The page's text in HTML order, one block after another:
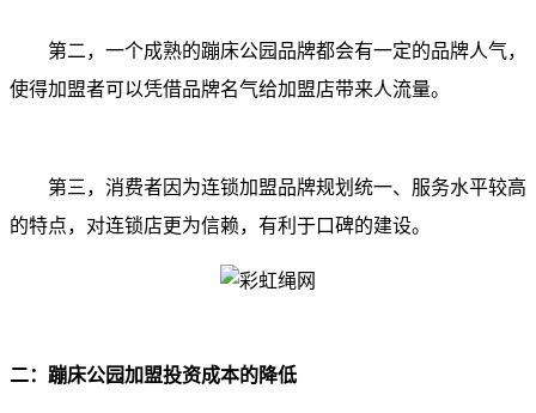
第二，一个成熟的蹦床公园品牌都会有一定的品牌人气，
使得加盟者可以凭借品牌名气给加盟店带来人流量。
第三，消费者因为连锁加盟品牌规划统一、服务水平较高
的特点，对连锁店更为信赖，有利于口碑的建设。
二：蹦床公园加盟投资成本的降低